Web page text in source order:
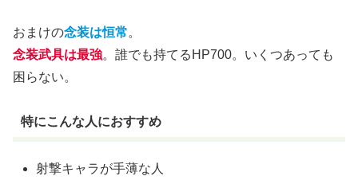
おまけの念装は恒常。
念装武具は最強。誰でも持てるHP700。いくつあっても
困らない。
特にこんな人におすすめ
射撃キャラが手薄な人